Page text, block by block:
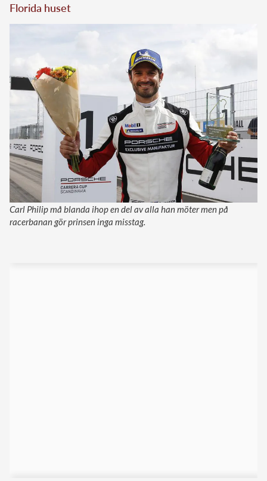
Florida huset
Carl Philip må blanda ihop en del av alla han möter men på
racerbanan gör prinsen inga misstag.